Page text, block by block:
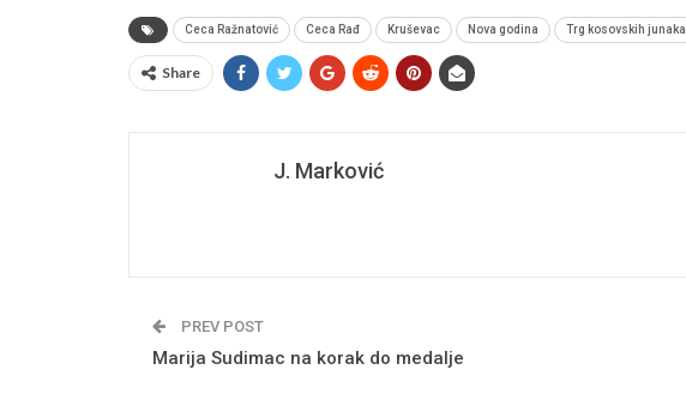
Ceca Ražnatović Ceca Rađ Kruševac Nova godina Trg kosovskih junaka
Share
J. Marković
PREV POST
Marija Sudimac na korak do medalje